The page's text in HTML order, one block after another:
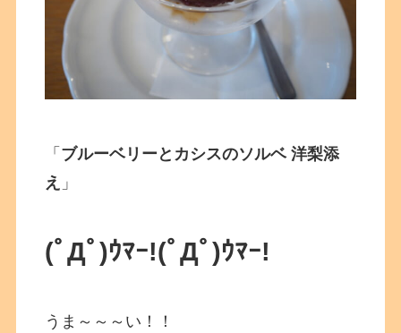
「 ブルーベリーとカシスのソルベ 洋梨添
え 」
(ﾟДﾟ)ｳﾏｰ!(ﾟДﾟ)ｳﾏｰ!
うま～～～い！！